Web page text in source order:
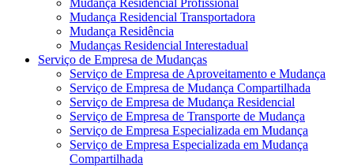
Mudança Residencial Transportadora
Mudança Residência
Mudanças Residencial Interestadual
Serviço de Empresa de Mudanças
Serviço de Empresa de Aproveitamento e Mudança
Serviço de Empresa de Mudança Compartilhada
Serviço de Empresa de Mudança Residencial
Serviço de Empresa de Transporte de Mudança
Serviço de Empresa Especializada em Mudança
Serviço de Empresa Especializada em Mudança
Compartilhada